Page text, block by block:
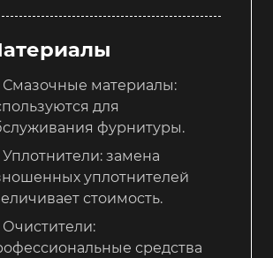
Смазочные материалы:
для
фурнитуры.
Уплотнители: замена
уплотнителей
стоимость.
Очистители:
средства